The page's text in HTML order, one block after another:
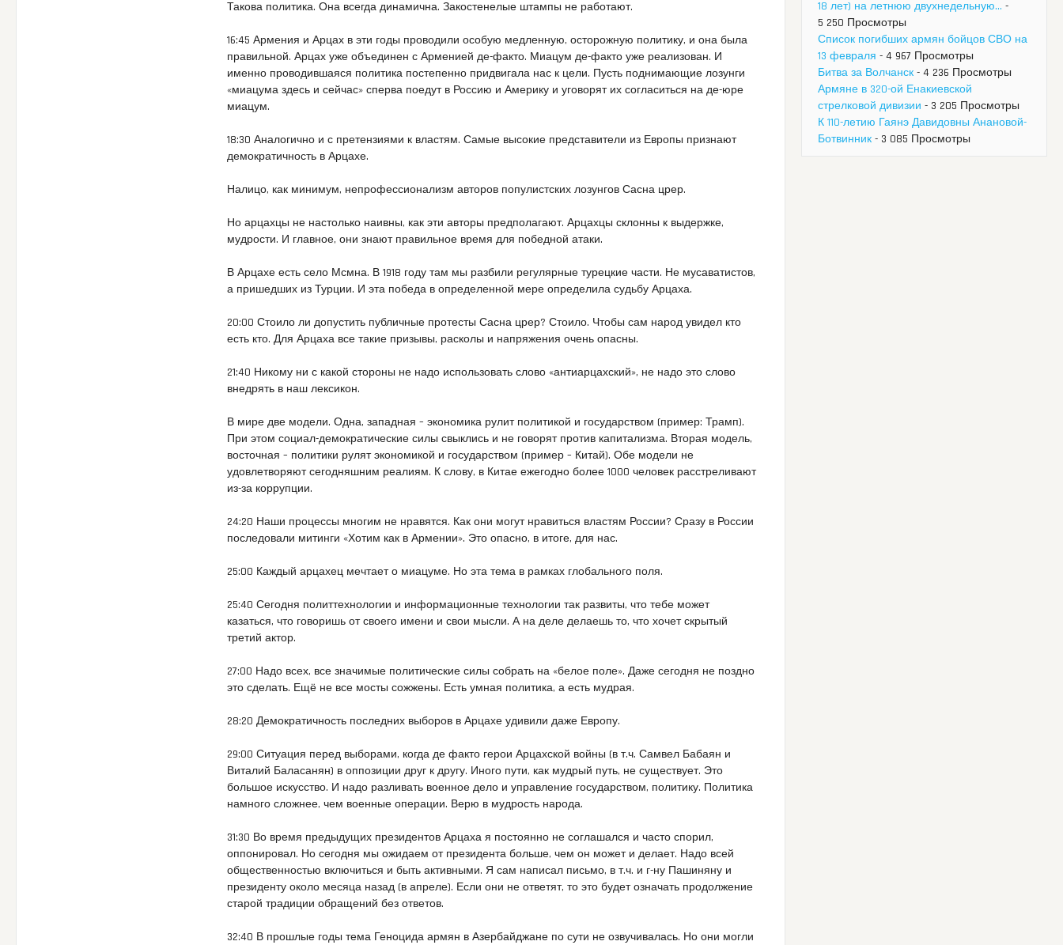
Такова политика. Она всегда динамична. Закостенелые штампы не работают.
16:45 Армения и Арцах в эти годы проводили особую медленную, осторожную политику, и она была
правильной. Арцах уже объединен с Арменией де-факто. Миацум де-факто уже реализован. И
именно проводившаяся политика постепенно придвигала нас к цели. Пусть поднимающие лозунги
«миацума здесь и сейчас» сперва поедут в Россию и Америку и уговорят их согласиться на де-юре
миацум.
18:30 Аналогично и с претензиями к властям. Самые высокие представители из Европы признают
демократичность в Арцахе.
Налицо, как минимум, непрофессионализм авторов популистских лозунгов Сасна црер.
Но арцахцы не настолько наивны, как эти авторы предполагают. Арцахцы склонны к выдержке,
мудрости. И главное, они знают правильное время для победной атаки.
В Арцахе есть село Мсмна. В 1918 году там мы разбили регулярные турецкие части. Не мусаватистов,
а пришедших из Турции. И эта победа в определенной мере определила судьбу Арцаха.
20:00 Стоило ли допустить публичные протесты Сасна црер? Стоило. Чтобы сам народ увидел кто
есть кто. Для Арцаха все такие призывы, расколы и напряжения очень опасны.
21:40 Никому ни с какой стороны не надо использовать слово «антиарцахский», не надо это слово
внедрять в наш лексикон.
В мире две модели. Одна, западная – экономика рулит политикой и государством (пример: Трамп).
При этом социал-демократические силы свыклись и не говорят против капитализма. Вторая модель,
восточная – политики рулят экономикой и государством (пример – Китай). Обе модели не
удовлетворяют сегодняшним реалиям. К слову, в Китае ежегодно более 1000 человек расстреливают
из-за коррупции.
24:20 Наши процессы многим не нравятся. Как они могут нравиться властям России? Сразу в России
последовали митинги «Хотим как в Армении». Это опасно, в итоге, для нас.
25:00 Каждый арцахец мечтает о миацуме. Но эта тема в рамках глобального поля.
25:40 Сегодня политтехнологии и информационные технологии так развиты, что тебе может
казаться, что говоришь от своего имени и свои мысли. А на деле делаешь то, что хочет скрытый
третий актор.
27:00 Надо всех, все значимые политические силы собрать на «белое поле». Даже сегодня не поздно
это сделать. Ещё не все мосты сожжены. Есть умная политика, а есть мудрая.
28:20 Демократичность последних выборов в Арцахе удивили даже Европу.
29:00 Ситуация перед выборами, когда де факто герои Арцахской войны (в т.ч. Самвел Бабаян и
Виталий Баласанян) в оппозиции друг к другу. Иного пути, как мудрый путь, не существует. Это
большое искусство. И надо разливать военное дело и управление государством, политику. Политика
намного сложнее, чем военные операции. Верю в мудрость народа.
31:30 Во время предыдущих президентов Арцаха я постоянно не соглашался и часто спорил,
оппонировал. Но сегодня мы ожидаем от президента больше, чем он может и делает. Надо всей
общественностью включиться и быть активными. Я сам написал письмо, в т.ч. и г-ну Пашиняну и
президенту около месяца назад (в апреле). Если они не ответят, то это будет означать продолжение
старой традиции обращений без ответов.
32:40 В прошлые годы тема Геноцида армян в Азербайджане по сути не озвучивалась. Но они могли
18 лет) на летнюю двухнедельную... -
5 250 Просмотры
Список погибших армян бойцов СВО на
13 февраля - 4 967 Просмотры
Битва за Волчанск - 4 236 Просмотры
Армяне в 320-ой Енакиевской
стрелковой дивизии - 3 205 Просмотры
К 110-летию Гаянэ Давидовны Анановой-
Ботвинник - 3 085 Просмотры